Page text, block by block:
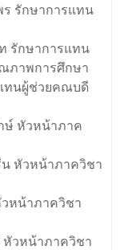
ร รักษาการแทน
รักษาการแทน
ภาพการศึกษา
ทนผู้ช่วยคณบดี
ษ์ หัวหน้าภาค
น หัวหน้าภาควิชา
วหน้าภาควิชา
หัวหน้าภาควิชา